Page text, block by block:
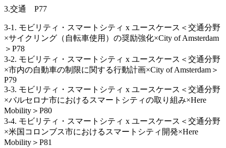
3.交通 P77
3‐1. モビリティ・スマートシティ x ユースケース＜交通分野
×サイクリング（自転車使用）の奨励強化×City of Amsterdam
＞P78
3‐2. モビリティ・スマートシティ x ユースケース＜交通分野
×市内の自動車の制限に関する行動計画×City of Amsterdam＞
P79
3-3. モビリティ・スマートシティ x ユースケース＜交通分野
×バルセロナ市におけるスマートシティの取り組み×Here
Mobility＞P80
3‐4. モビリティ・スマートシティ x ユースケース＜交通分野
×米国コロンブス市におけるスマートシティ開発×Here
Mobility＞P81